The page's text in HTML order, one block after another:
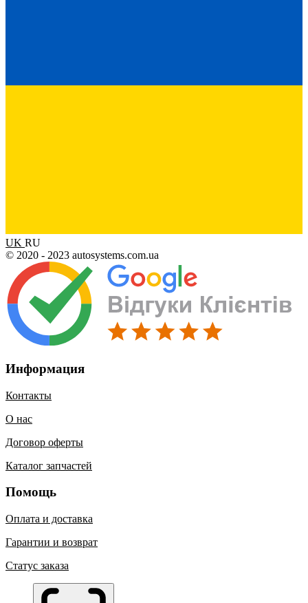
UK RU
© 2020 - 2023 autosystems.com.ua
Информация
Контакты
О нас
Договор оферты
Каталог запчастей
Помощь
Оплата и доставка
Гарантии и возврат
Статус заказа